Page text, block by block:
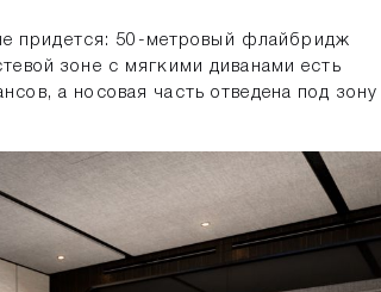
придется: 50-метровый флайбридж
зоне с мягкими диванами есть
а носовая часть отведена под зону